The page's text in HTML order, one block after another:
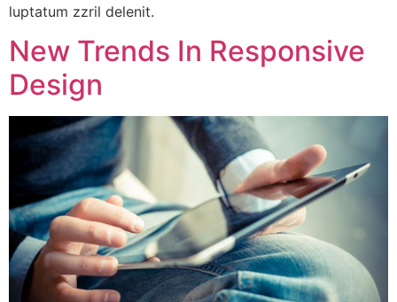
luptatum zzril delenit.
New Trends In Responsive
Design